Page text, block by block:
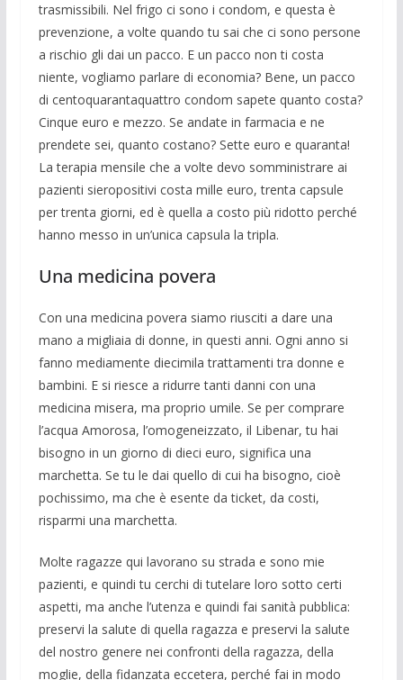
trasmissi­bili. Nel frigo ci sono i condom, e questa è
prevenzione, a volte quando tu sai che ci sono persone
a rischio gli dai un pacco. E un pacco non ti costa
niente, vogliamo parlare di economia? Bene, un pacco
di centoquarantaquattro condom sapete quanto costa?
Cinque euro e mezzo. Se andate in farmacia e ne
prendete sei, quanto costano? Sette euro e quaranta!
La terapia mensile che a volte devo sommini­strare ai
pazienti sieropositivi costa mille euro, trenta capsule
per trenta giorni, ed è quella a costo più ridotto perché
hanno messo in un’unica capsula la tripla.
Una medicina povera
Con una medicina povera siamo riusciti a dare una
mano a migliaia di donne, in questi anni. Ogni anno si
fanno media­mente diecimila trattamenti tra donne e
bambini. E si riesce a ridurre tanti danni con una
medicina misera, ma proprio umile. Se per comprare
l’acqua Amorosa, l’omogeneizzato, il Libenar, tu hai
biso­gno in un giorno di dieci euro, significa una
marchetta. Se tu le dai quello di cui ha bisogno, cioè
pochissimo, ma che è esente da ticket, da costi,
risparmi una marchetta.
Molte ragazze qui lavorano su strada e sono mie
pazienti, e quindi tu cerchi di tu­telare loro sotto certi
aspetti, ma anche l’utenza e quindi fai sanità pubblica:
pre­servi la salute di quella ragazza e preservi la salute
del nostro genere nei confronti della ragazza, della
moglie, della fidanza­ta eccetera, perché fai in modo